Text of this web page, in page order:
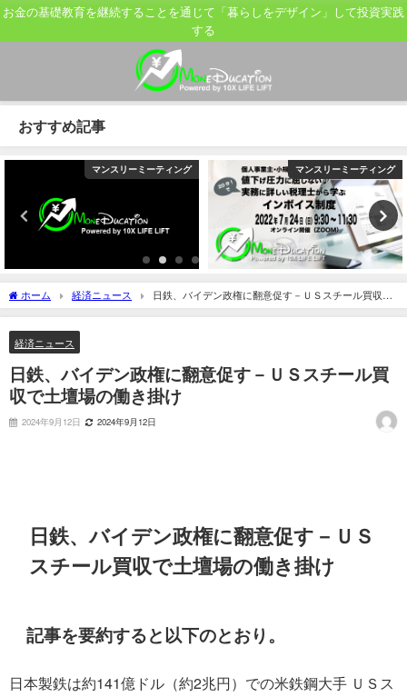
お金の基礎教育を継続することを通じて「暮らしをデザイン」して投資実践
する
おすすめ記事
マンスリーミーティング マンスリーミーティング
ホーム 経済ニュース
日鉄、バイデン政権に翻意促す－ＵＳスチール買収で
土壇場の働き掛け
経済ニュース
日鉄、バイデン政権に翻意促す－ＵＳスチール買
収で土壇場の働き掛け
2024年9月12日 2024年9月12日
日鉄、バイデン政権に翻意促す－ＵＳ
スチール買収で土壇場の働き掛け
記事を要約すると以下のとおり。
日本製鉄は約141億ドル（約2兆円）での米鉄鋼大手 ＵＳス